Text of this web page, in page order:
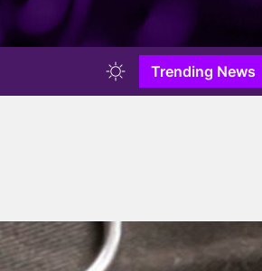
Trending News